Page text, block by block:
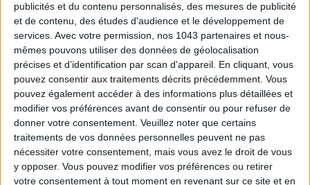
publicités et du contenu personnalisés, des mesures de publicité
et de contenu, des études d'audience et le développement de
services. Avec votre permission, nos 1043 partenaires et nous-
mêmes pouvons utiliser des données de géolocalisation
précises et d’identification par scan d'appareil. En cliquant, vous
pouvez consentir aux traitements décrits précédemment. Vous
pouvez également accéder à des informations plus détaillées et
modifier vos préférences avant de consentir ou pour refuser de
donner votre consentement. Veuillez noter que certains
traitements de vos données personnelles peuvent ne pas
nécessiter votre consentement, mais vous avez le droit de vous
y opposer. Vous pouvez modifier vos préférences ou retirer
votre consentement à tout moment en revenant sur ce site et en
HOW TO COOK TORTILLA-STYLE VEGETABLES IN THE OVEN?